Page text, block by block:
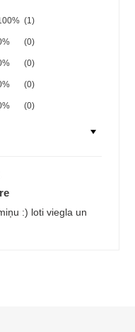
(1)
(0)
(0)
(0)
(0)
:) loti viegla un